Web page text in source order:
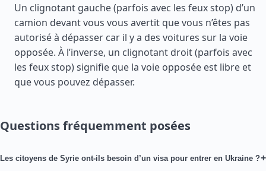
Un clignotant gauche (parfois avec les feux stop) d’un
camion devant vous vous avertit que vous n’êtes pas
autorisé à dépasser car il y a des voitures sur la voie
opposée. À l’inverse, un clignotant droit (parfois avec
les feux stop) signifie que la voie opposée est libre et
que vous pouvez dépasser.
Questions fréquemment posées
Les citoyens de Syrie ont-ils besoin d’un visa pour entrer en Ukraine ?+